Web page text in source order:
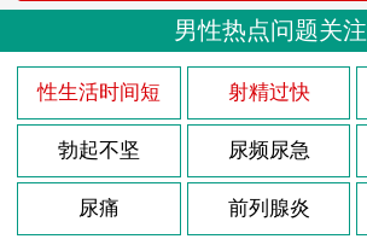
男性热点问题关注
性生活时间短 射精过快
勃起不坚 尿频尿急
尿痛 前列腺炎